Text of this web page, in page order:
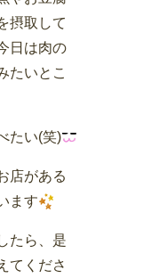
摂取して
日は肉の
たいとこ
たい(笑)
店がある
ます
たら、是
てくださ